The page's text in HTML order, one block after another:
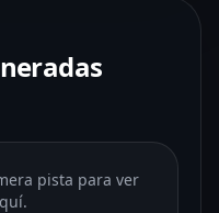
pista para ver